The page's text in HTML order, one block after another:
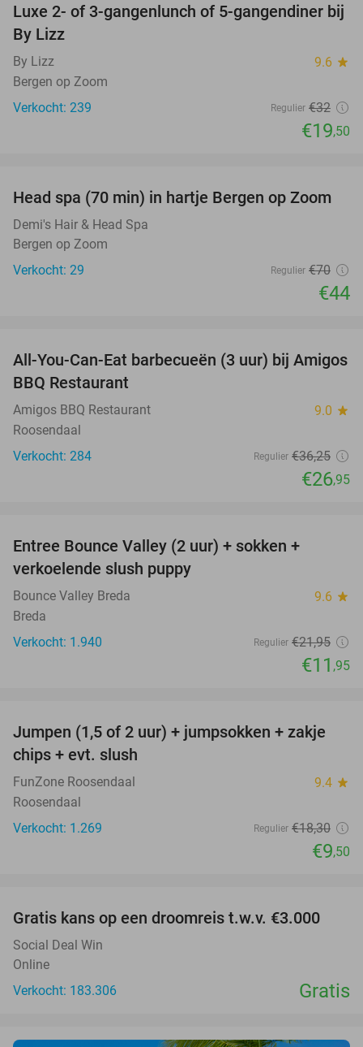
39%
Luxe 2- of 3-gangenlunch of 5-gangendiner bij
By Lizz
By Lizz 9.6 star
Bergen op Zoom
Verkocht: 239
Regulier €32
€19,50
37%
Head spa (70 min) in hartje Bergen op Zoom
Demi's Hair & Head Spa
Bergen op Zoom
Verkocht: 29
Regulier €70
€44
26%
All-You-Can-Eat barbecueën (3 uur) bij Amigos
BBQ Restaurant
Amigos BBQ Restaurant 9.0 star
Roosendaal
Verkocht: 284
Regulier €36,25
€26,95
Entree Bounce Valley (2 uur) + sokken +
verkoelende slush puppy
Bounce Valley Breda 9.6 star
Breda
Verkocht: 1.940
Regulier €21,95
€11 ,95
48%
Jumpen (1,5 of 2 uur) + jumpsokken + zakje
chips + evt. slush
FunZone Roosendaal 9.4 star
Roosendaal
Verkocht: 1.269
Regulier €18,30
€9,50
Gratis kans op een droomreis t.w.v. €3.000
Social Deal Win
Online
Verkocht: 183.306
Gratis